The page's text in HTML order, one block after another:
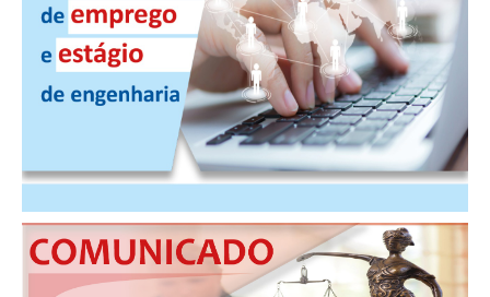
CADASTRO
ASSOCIE-SE
ATUALIZAÇÃO CADASTRAL